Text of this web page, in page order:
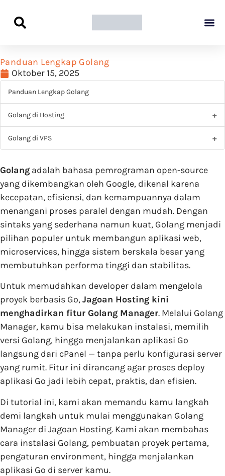
Panduan Lengkap Golang
Oktober 15, 2025
Panduan Lengkap Golang
Golang di Hosting
Golang di VPS
Golang adalah bahasa pemrograman open-source
yang dikembangkan oleh Google, dikenal karena
kecepatan, efisiensi, dan kemampuannya dalam
menangani proses paralel dengan mudah. Dengan
sintaks yang sederhana namun kuat, Golang menjadi
pilihan populer untuk membangun aplikasi web,
microservices, hingga sistem berskala besar yang
membutuhkan performa tinggi dan stabilitas.
Untuk memudahkan developer dalam mengelola
proyek berbasis Go,Jagoan Hosting kini
menghadirkan fitur Golang Manager. Melalui Golang
Manager, kamu bisa melakukan instalasi, memilih
versi Golang, hingga menjalankan aplikasi Go
langsung dari cPanel — tanpa perlu konfigurasi server
yang rumit. Fitur ini dirancang agar proses deploy
aplikasi Go jadi lebih cepat, praktis, dan efisien.
Di tutorial ini, kami akan memandu kamu langkah
demi langkah untuk mulai menggunakan Golang
Manager di Jagoan Hosting. Kami akan membahas
cara instalasi Golang, pembuatan proyek pertama,
pengaturan environment, hingga menjalankan
aplikasi Go di server kamu.